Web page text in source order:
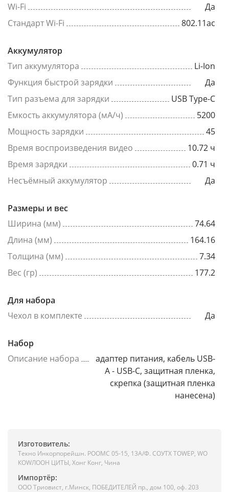
Wi-Fi
Да
Стандарт Wi-Fi
802.11ac
Аккумулятор
Тип аккумулятора
Li-Ion
Функция быстрой зарядки
Да
Тип разъема для зарядки
USB Type-C
Емкость аккумулятора (мА/ч)
5200
Мощность зарядки
45
Время воспроизведения видео
10.72 ч
Время зарядки
0.71 ч
Несъёмный аккумулятор
Да
Размеры и вес
Ширина (мм)
74.64
Длина (мм)
164.16
Толщина (мм)
7.34
Вес (гр)
177.2
Для набора
Чехол в комплекте
Да
Набор
Описание набора
адаптер питания, кабель USB-
A - USB-C, защитная пленка,
скрепка (защитная пленка
нанесена)
Изготовитель:
Текно Инкорпорейшн. РООМС 05-15, 13А/Ф. СОУТХ ТОWЕР, WО
КОWЛООН ЦИТЫ, Хонг Конг, Чина
Импортёр:
ООО Триовист, г.Минск, ПОБЕДИТЕЛЕЙ пр., дом 100, оф. 203